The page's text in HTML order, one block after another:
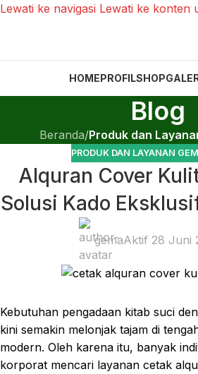
Lewati ke navigasi Lewati ke konten
HOMEPROFILSHOP
Blog
Beranda/Produk dan
PRODUK DAN LAYANAN
Alquran Cover
Solusi Kado
gemaAktif 28 Juni
Kebutuhan pengadaan kitab suci
kini semakin melonjak tajam di
modern. Oleh karena itu, banyak
korporat mencari layanan cetak